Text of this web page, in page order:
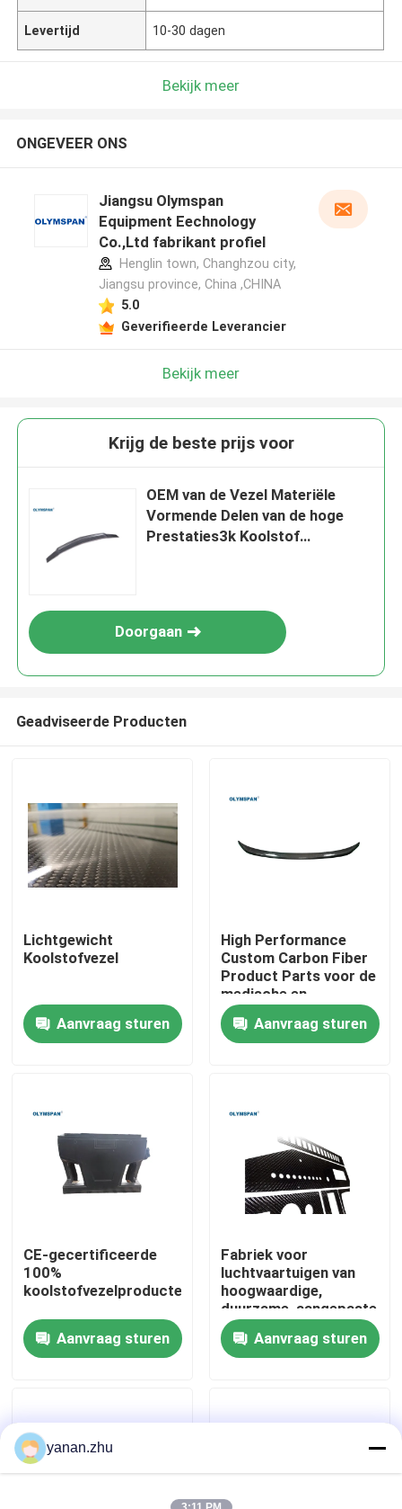
Producten
Over ons
Kwaliteitscontrole
Neem contact met ons op
Gevallen
Levertijd 10-30 dagen
Bekijk meer
ONGEVEER ONS
Jiangsu Olymspan
Equipment Eechnology
Co.,Ltd fabrikant profiel
Henglin town, Changhzou city,
Jiangsu province, China ,CHINA
5.0
Geverifieerde Leverancier
Bekijk meer
Krijg de beste prijs voor
OEM van de Vezel Materiële
Vormende Delen van de hoge
Prestaties3k Koolstof
Doorgaan
Geadviseerde Producten
Lichtgewicht
Koolstofvezel
Aanvraag sturen
High Performance
Custom Carbon Fiber
Product Parts voor de
medische en
automotive industrie
Aanvraag sturen
CE-gecertificeerde
100%
koolstofvezelproducten
Aanvraag sturen
Fabriek voor
luchtvaartuigen van
hoogwaardige,
duurzame, aangepaste
koolstofvezels
Aanvraag sturen
yanan.zhu